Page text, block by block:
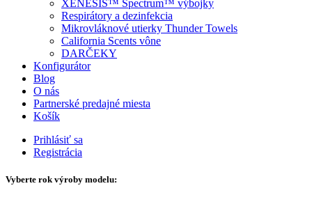
XENESIS™ Spectrum™ výbojky
Respirátory a dezinfekcia
Mikrovláknové utierky Thunder Towels
California Scents vône
DARČEKY
Konfigurátor
Blog
O nás
Partnerské predajné miesta
Košík
Prihlásiť sa
Registrácia
Vyberte rok výroby modelu: